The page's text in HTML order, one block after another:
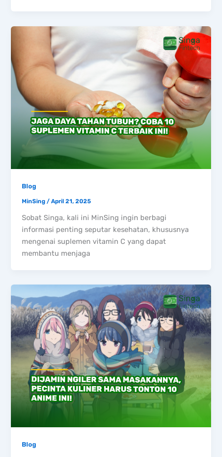
Blog
MinSing/April 21, 2025
Sobat Singa, kali ini MinSing ingin berbagi
informasi penting seputar kesehatan, khususnya
mengenai suplemen vitamin C yang dapat
membantu menjaga
Blog